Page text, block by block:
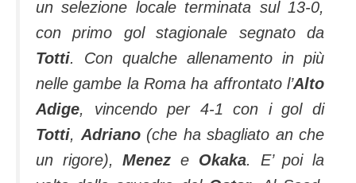
un selezione locale terminata sul 13-0,
con primo gol stagionale segnato da
Totti. Con qualche allenamento in più
nelle gambe la Roma ha affrontato l’Alto
Adige, vincendo per 4-1 con i gol di
Totti, Adriano (che ha sbagliato an che
un rigore),Meneze Okaka. E’ poi la